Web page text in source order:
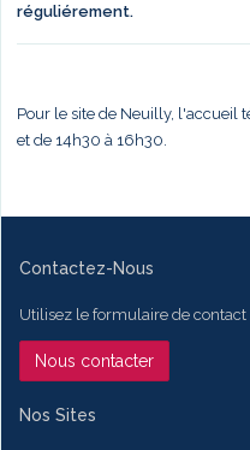
réguliérement.
Pour le site de Neuilly, l'accueil
et de 14h30 à 16h30.
Contactez-Nous
Utilisez le formulaire de contact
Nous contacter
Nos Sites